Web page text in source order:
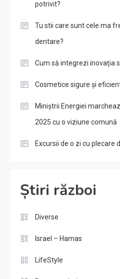
potrivit?
Tu stii care sunt cele ma
dentare?
Cum să integrezi inovația
Cosmetice sigure și
Miniștrii Energiei
2025 cu o viziune comună
Excursii de o zi cu plecare
Știri război
Diverse
Israel – Hamas
LifeStyle